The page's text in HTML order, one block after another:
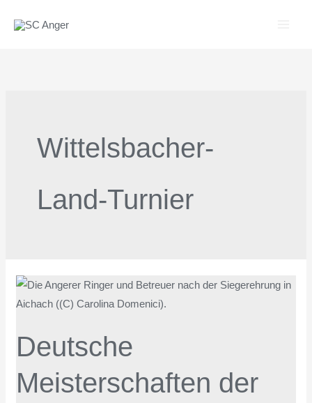
Inhalt
Wittelsbacher-
Land-Turnier
Deutsche
Meisterschaften der
Deutsche
Meisterschaften
Junioren
und
Wittelsbacher-